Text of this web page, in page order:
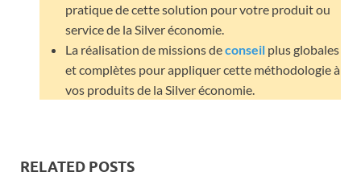
pratique de cette solution pour votre produit ou
service de la Silver économie.
La réalisation de missions deconseil plus globales
et complètes pour appliquer cette méthodologie à
vos produits de la Silver économie.
RELATED POSTS